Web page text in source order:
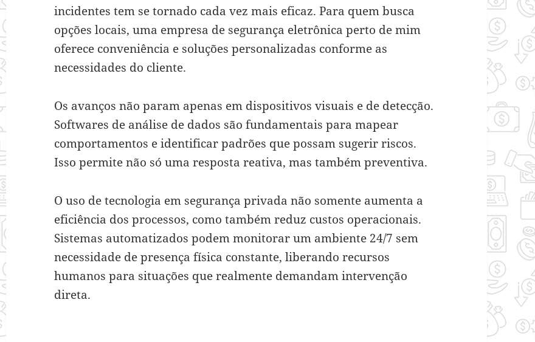
incidentes tem se tornado cada vez mais eficaz. Para quem busca
opções locais, uma empresa de segurança eletrônica perto de mim
oferece conveniência e soluções personalizadas conforme as
necessidades do cliente.
Os avanços não param apenas em dispositivos visuais e de detecção.
Softwares de análise de dados são fundamentais para mapear
comportamentos e identificar padrões que possam sugerir riscos.
Isso permite não só uma resposta reativa, mas também preventiva.
O uso de tecnologia em segurança privada não somente aumenta a
eficiência dos processos, como também reduz custos operacionais.
Sistemas automatizados podem monitorar um ambiente 24/7 sem
necessidade de presença física constante, liberando recursos
humanos para situações que realmente demandam intervenção
direta.